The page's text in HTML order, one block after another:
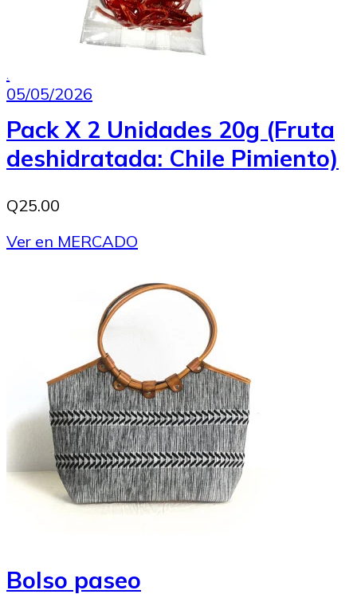
SoyMigrante.com REVISTA
05/05/2026
Pack X 2 Unidades 20g (Fruta
deshidratada: Chile Pimiento)
Q25.00
Ver en MERCADO
Bolso paseo